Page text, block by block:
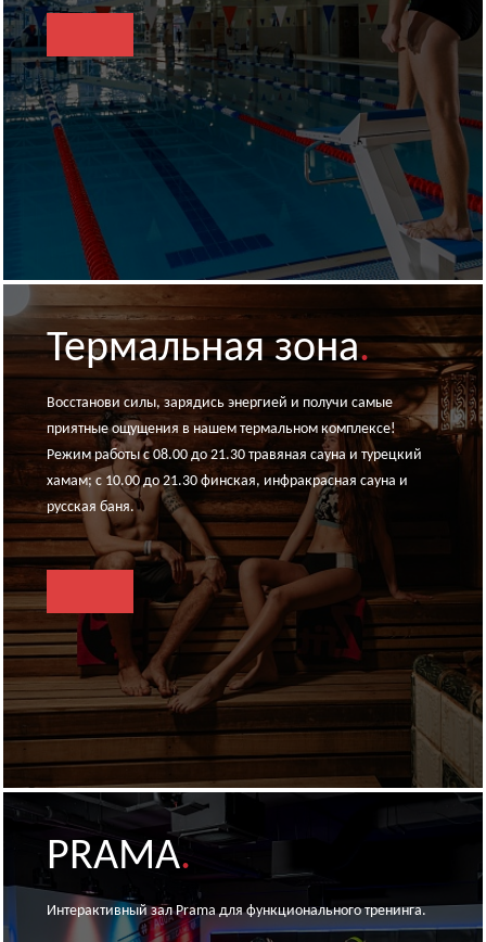
Термальная зона.
Восстанови силы, зарядись энергией и получи самые
приятные ощущения в нашем термальном комплексе!
Режим работы с 08.00 до 21.30 травяная сауна и турецкий
хамам; с 10.00 до 21.30 финская, инфракрасная сауна и
русская баня.
PRAMA.
Интерактивный зал Prama для функционального тренинга.